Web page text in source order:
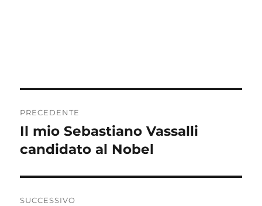
articoli
PRECEDENTE
Articolo
precedente:
Il mio Sebastiano Vassalli
candidato al Nobel
SUCCESSIVO